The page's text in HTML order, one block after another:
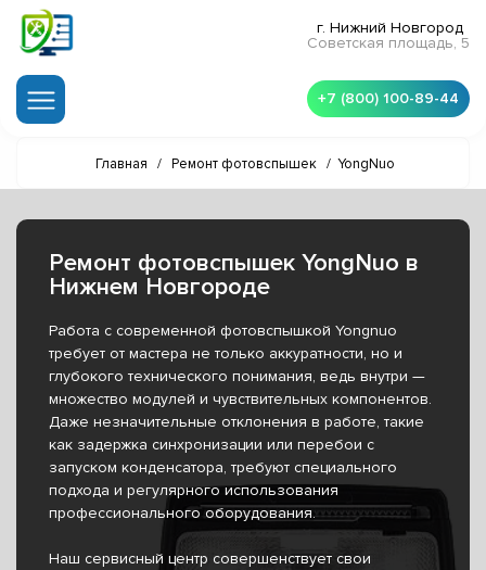
г. Нижний Новгород
Советская площадь, 5
+7 (800) 100-89-44
Главная / Ремонт фотовспышек / YongNuo
Ремонт фотовспышек YongNuo в
Нижнем Новгороде
Работа с современной фотовспышкой Yongnuo
требует от мастера не только аккуратности, но и
глубокого технического понимания, ведь внутри —
множество модулей и чувствительных компонентов.
Даже незначительные отклонения в работе, такие
как задержка синхронизации или перебои с
запуском конденсатора, требуют специального
подхода и регулярного использования
профессионального оборудования.
Наш сервисный центр совершенствует свои